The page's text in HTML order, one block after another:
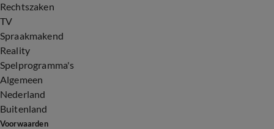
Rechtszaken
TV
Spraakmakend
Reality
Spelprogramma's
Algemeen
Nederland
Buitenland
Voorwaarden